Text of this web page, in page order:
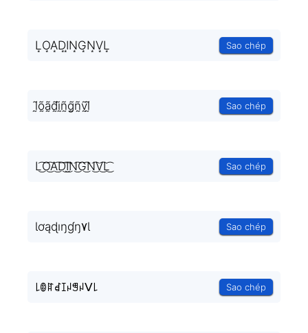
L͙O͙A͙D͙I͙N͙G͙N͙V͙L͙ Sao chép
l̰̃õ̰ã̰d̰̃ḭ̃ñ̰g̰̃ñ̰ṽ̰l̰̃ Sao chép
L͜͡O͜͡A͜͡D͜͡I͜͡N͜͡G͜͡N͜͡V͜͡L͜͡ Sao chép
Ɩơąɖıŋɠŋ۷Ɩ Sao chép
꒒ꂦꍏꀸꀤꈤꁅꈤᐯ꒒ Sao chép